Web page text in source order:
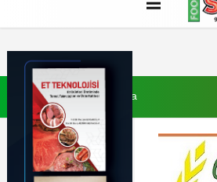
7 Ağustos 2026, Cuma